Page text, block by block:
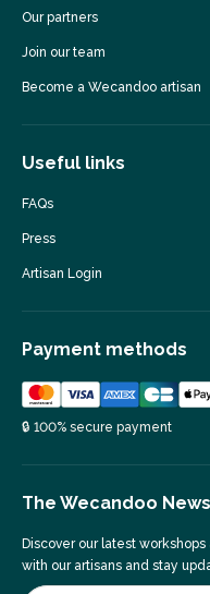
Our partners
Join our team
Become a Wecandoo artisan
Useful links
FAQs
Press
Artisan Login
Payment methods
🔒 100% secure payment
The Wecandoo
Discover our latest
with our artisans and stay